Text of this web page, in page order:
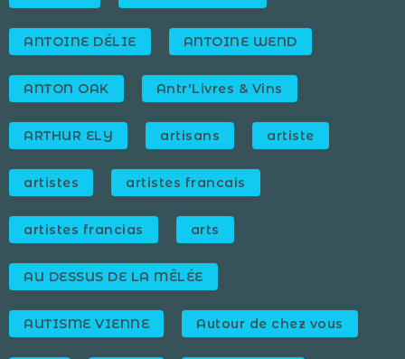
ANTOINE DÉLIE ANTOINE WEND
ANTON OAK Antr'Livres & Vins
ARTHUR ELY artisans artiste
artistes artistes francais
artistes francias arts
AU DESSUS DE LA MÊLÉE
AUTISME VIENNE Autour de chez vous